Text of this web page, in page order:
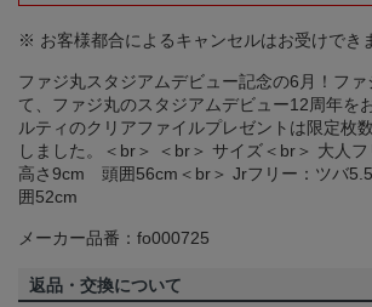
※ お客様都合によるキャンセルはお受けでき
ファジ丸スタジアムデビュー記念の6月！フ
て、ファジ丸のスタジアムデビュー12周年を
ルティのクリアファイルプレゼントは限定枚
しました。＜br＞ ＜br＞ サイズ＜br＞ 大人
高さ9cm 頭囲56cm＜br＞ Jrフリー：ツバ
囲52cm
メーカー品番：fo000725
返品・交換について